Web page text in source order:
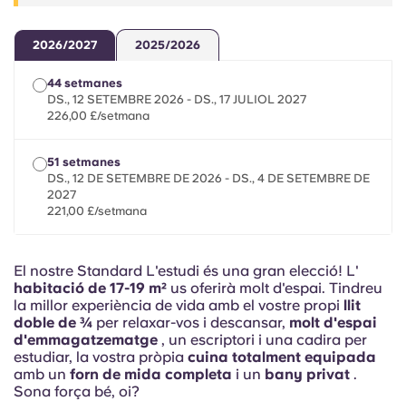
French
Portuguese
2026/2027 2025/2026
44 setmanes
DS., 12 SETEMBRE 2026 - DS., 17 JULIOL 2027
226,00 £/setmana
51 setmanes
DS., 12 DE SETEMBRE DE 2026 - DS., 4 DE SETEMBRE DE
2027
221,00 £/setmana
El nostre Standard L'estudi és una gran elecció! L'
habitació de 17-19 m² us oferirà molt d'espai. Tindreu
la millor experiència de vida amb el vostre propi llit
doble de ¾ per relaxar-vos i descansar, molt d'espai
d'emmagatzematge , un escriptori i una cadira per
estudiar, la vostra pròpia cuina totalment equipada
amb un forn de mida completa i un bany privat .
Sona força bé, oi?